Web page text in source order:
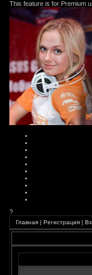
This feature is for Premium
?
Главная | Регистрация |